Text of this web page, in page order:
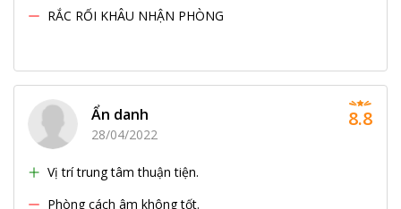
RẮC RỐI KHÂU NHẬN PHÒNG
Ẩn danh
28/04/2022
Vị trí trung tâm thuận tiện.
Phòng cách âm không tốt.
8.8